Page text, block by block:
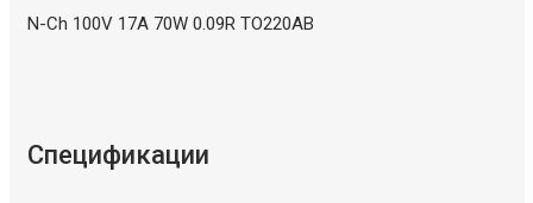
N-Ch 100V 17A 70W 0.09R TO220AB
Спецификации